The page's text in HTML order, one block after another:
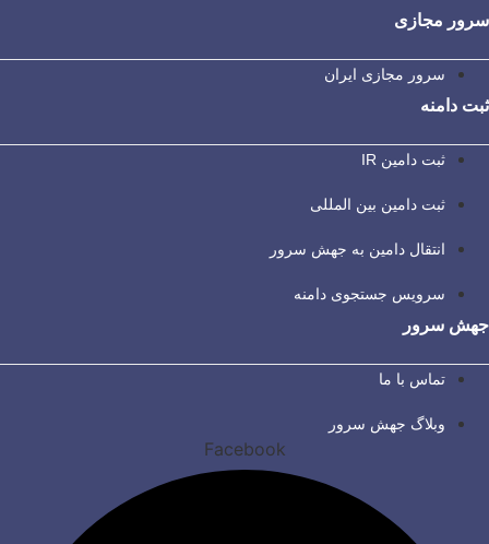
سرور مجازی
سرور مجازی ایران
ثبت دامنه
ثبت دامین IR
ثبت دامین بین المللی
انتقال دامین به جهش سرور
سرویس جستجوی دامنه
جهش سرور
تماس با ما
وبلاگ جهش سرور
Facebook